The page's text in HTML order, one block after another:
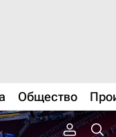
Общество